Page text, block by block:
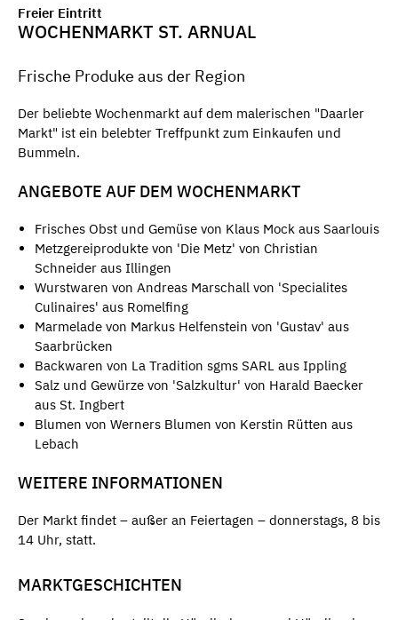
Freier Eintritt
WOCHENMARKT ST. ARNUAL
Frische Produke aus der Region
Der beliebte Wochenmarkt auf dem malerischen "Daarler
Markt" ist ein belebter Treffpunkt zum Einkaufen und
Bummeln.
ANGEBOTE AUF DEM WOCHENMARKT
Frisches Obst und Gemüse von Klaus Mock aus Saarlouis
Metzgereiprodukte von 'Die Metz' von Christian
Schneider aus Illingen
Wurstwaren von Andreas Marschall von 'Specialites
Culinaires' aus Romelfing
Marmelade von Markus Helfenstein von 'Gustav' aus
Saarbrücken
Backwaren von La Tradition sgms SARL aus Ippling
Salz und Gewürze von 'Salzkultur' von Harald Baecker
aus St. Ingbert
Blumen von Werners Blumen von Kerstin Rütten aus
Lebach
WEITERE INFORMATIONEN
Der Markt findet – außer an Feiertagen – donnerstags, 8 bis
14 Uhr, statt.
MARKTGESCHICHTEN